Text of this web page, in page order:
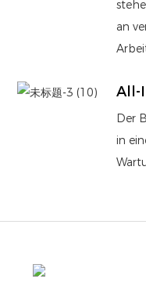
an
All-
Der
in